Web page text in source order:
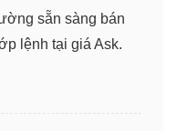
sẵn sàng bán
lệnh tại giá Ask.